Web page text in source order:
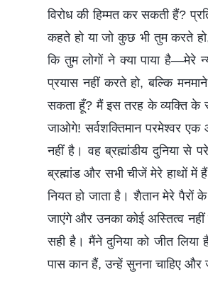
विरोध की हिम्मत कर सकती हैं?
कहते हो या जो कुछ भी तुम करते
कि तुम लोगों ने क्या पाया
प्रयास नहीं करते हो, बल्कि
सकता हूँ? मैं इस तरह के व्यक्ति के
जाओगे! सर्वशक्तिमान परमेश्वर
नहीं है। वह ब्रह्मांडीय दुनिया से
ब्रह्मांड और सभी चीजें मेरे हाथों
नियत हो जाता है। शैतान मेरे पैरों
जाएंगे और उनका कोई अस्तित्‍व नहीं
सही है। मैंने दुनिया को जीत लिया
पास कान हैं, उन्हें सुनना चाहिए और